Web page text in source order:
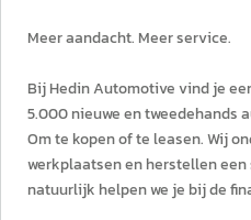
Meer aandacht. Meer service.
Bij Hedin Automotive vind je
5.000 nieuwe en tweedehands
Om te kopen of te leasen. Wij
werkplaatsen en herstellen een
natuurlijk helpen we je bij de